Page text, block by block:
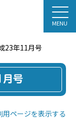
23年11月号
号
用ページを表示する